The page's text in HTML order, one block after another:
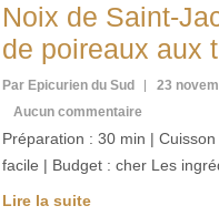
Noix de Saint-
de poireaux aux
Par Epicurien du Sud
23
Aucun commentaire
Préparation : 30 min |
facile | Budget : cher Les
Lire la suite